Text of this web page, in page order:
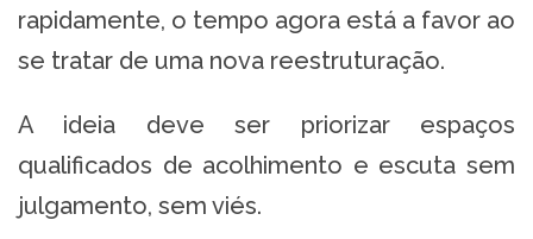
rapidamente, o tempo agora está a favor ao
se tratar de uma nova reestruturação.
A ideia deve ser priorizar espaços
qualificados de acolhimento e escuta sem
julgamento, sem viés.